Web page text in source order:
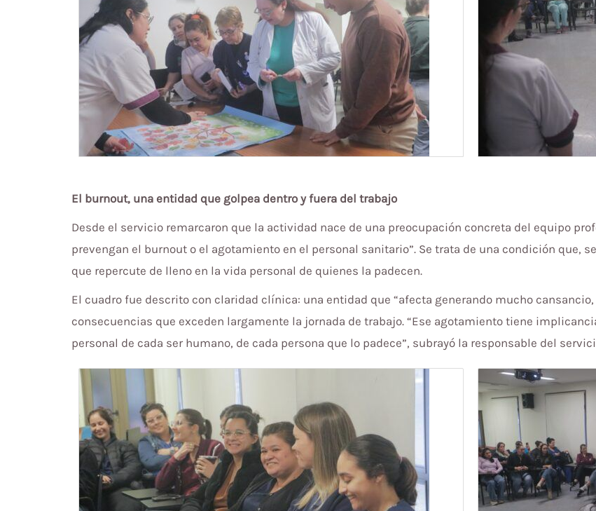
El burnout, una entidad que golpea dentro y fuera del trabajo
Desde el servicio remarcaron que la actividad nace de una preocupación concreta del equipo
prevengan el burnout o el agotamiento en el personal sanitario”. Se trata de una condición que,
que repercute de lleno en la vida personal de quienes la padecen.
El cuadro fue descrito con claridad clínica: una entidad que “afecta generando mucho
consecuencias que exceden largamente la jornada de trabajo. “Ese agotamiento tiene
personal de cada ser humano, de cada persona que lo padece”, subrayó la responsable del